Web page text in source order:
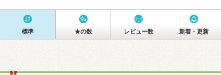
標準 ★の数 レビュー数 新着・更新